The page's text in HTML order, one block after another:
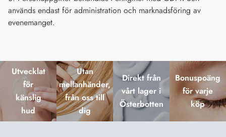
används endast för administration och marknadsföring av
evenemanget.
Utvecklat
för
känslig
hud
Utan
mellanhänder,
från oss till
dig
Direkt från
vårt lager i
Österbotten
Bonuspoäng
för varje
köp